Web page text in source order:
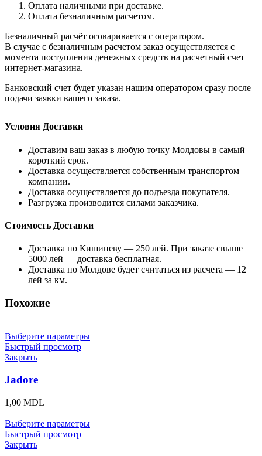
Оплата наличными при доставке.
Оплата безналичным расчетом.
Безналичный расчёт оговаривается с оператором.
В случае с безналичным расчетом заказ осуществляется с
момента поступления денежных средств на расчетный счет
интернет-магазина.
Банковский счет будет указан нашим оператором сразу после
подачи заявки вашего заказа.
Условия Доставки
Доставим ваш заказ в любую точку Молдовы в самый
короткий срок.
Доставка осуществляется собственным транспортом
компании.
Доставка осуществляется до подъезда покупателя.
Разгрузка производится силами заказчика.
Стоимость Доставки
Доставка по Кишиневу — 250 лей. При заказе свыше
5000 лей — доставка бесплатная.
Доставка по Молдове будет считаться из расчета — 12
лей за км.
Похожие
Выберите параметры
Быстрый просмотр
Закрыть
Jadore
1,00 MDL
Выберите параметры
Быстрый просмотр
Закрыть